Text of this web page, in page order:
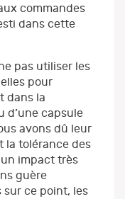
commandes
dans cette
pas utiliser les
pour
dans la
d’une capsule
avons dû leur
la tolérance des
impact très
guère
sur ce point, les